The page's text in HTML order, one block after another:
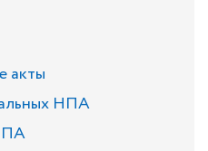
акты
НПА